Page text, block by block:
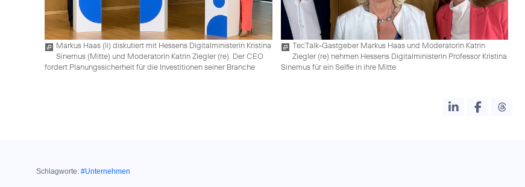
Markus Haas (li) diskutiert mit Hessens Digitalministerin Kristina
Sinemus (Mitte) und Moderatorin Katrin Ziegler (re). Der CEO
fordert Planungssicherheit für die Investitionen seiner Branche
TecTalk-Gastgeber Markus Haas und Moderatorin Katrin
Ziegler (re) nehmen Hessens Digitalministerin Professor Kristina
Sinemus für ein Selfie in ihre Mitte
Schlagworte: #Unternehmen